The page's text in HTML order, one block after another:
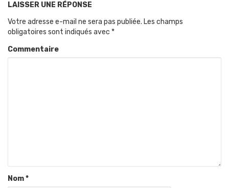
LAISSER UNE RÉPONSE
Votre adresse e-mail ne sera pas publiée. Les champs
obligatoires sont indiqués avec *
Commentaire
Nom*